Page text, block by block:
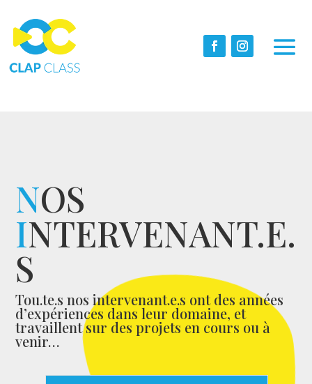
NOS
INTERVENANT.E.
S
Tou.te.s nos intervenant.e.s ont des années
d’expériences dans leur domaine, et
travaillent sur des projets en cours ou à
venir…